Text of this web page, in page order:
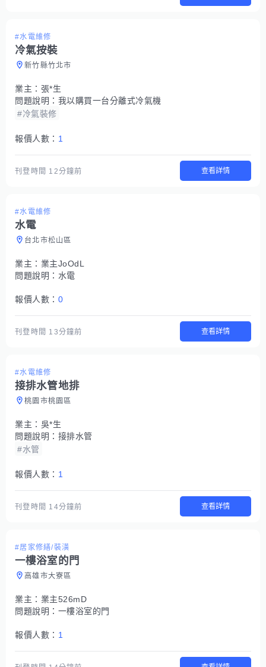
#水電維修
冷氣按裝
新竹縣竹北市
業主： 張*生
問題說明： 我以購買一台分離式冷氣機
#冷氣裝修
報價人數： 1
刊登時間 12分鐘前 查看詳情
#水電維修
水電
台北市松山區
業主： 業主JoOdL
問題說明： 水電
報價人數： 0
刊登時間 13分鐘前 查看詳情
#水電維修
接排水管地排
桃園市桃園區
業主： 吳*生
問題說明： 接排水管
#水管
報價人數： 1
刊登時間 14分鐘前 查看詳情
#居家修繕/裝潢
一樓浴室的門
高雄市大寮區
業主： 業主526mD
問題說明： 一樓浴室的門
報價人數： 1